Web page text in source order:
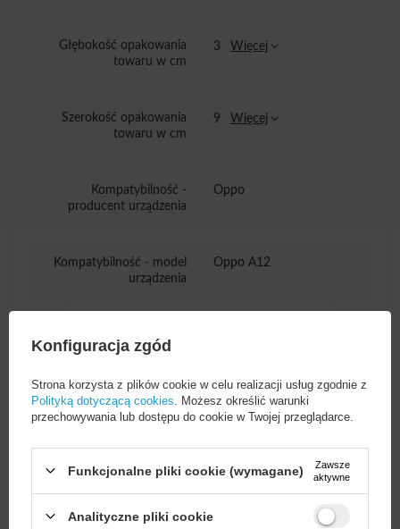
Głębokość opakowania
towaru w cm
3 Więcej
Szerokość opakowania
towaru w cm
9 Więcej
Kompatybilność -
producent urządzenia
Oppo
Kompatybilność - model
urządzenia
Oppo A12
Eurozawieszka Tak
Potrzebujesz pomocy? Masz pytania?
Konfiguracja zgód
Strona korzysta z plików cookie w celu realizacji usług zgodnie z
Polityką dotyczącą cookies . Możesz określić warunki
przechowywania lub dostępu do cookie w Twojej przeglądarce.
Funkcjonalne pliki cookie (wymagane)
Zawsze
aktywne
Analityczne pliki cookie